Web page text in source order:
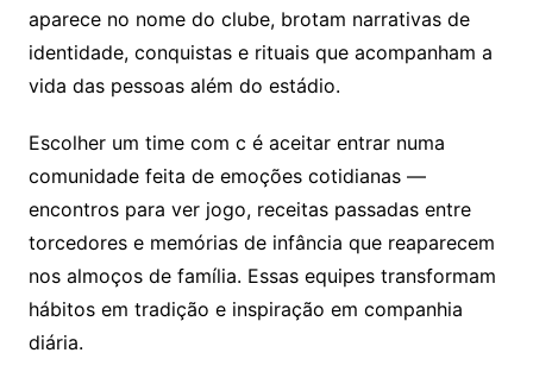
aparece no nome do clube, brotam narrativas de
identidade, conquistas e rituais que acompanham a
vida das pessoas além do estádio.
Escolher um time com c é aceitar entrar numa
comunidade feita de emoções cotidianas —
encontros para ver jogo, receitas passadas entre
torcedores e memórias de infância que reaparecem
nos almoços de família. Essas equipes transformam
hábitos em tradição e inspiração em companhia
diária.